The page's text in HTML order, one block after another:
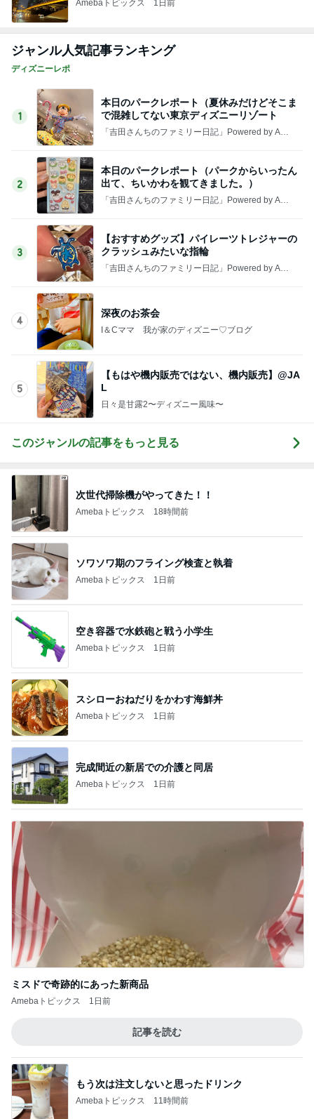
Amebaトピックス 1日前
ジャンル人気記事ランキング
ディズニーレポ
1
本日のパークレポート（夏休みだけどそこま
で混雑してない東京ディズニーリゾート
「吉田さんちのファミリー日記」Powered by Ame
2
本日のパークレポート（パークからいったん
出て、ちいかわを観てきました。）
「吉田さんちのファミリー日記」Powered by Ame
3
【おすすめグッズ】パイレーツトレジャーの
クラッシュみたいな指輪
「吉田さんちのファミリー日記」Powered by Ame
4
深夜のお茶会
I＆Cママ 我が家のディズニー♡ブログ
5
【もはや機内販売ではない、機内販売】@JA
L
日々是甘露2〜ディズニー風味〜
このジャンルの記事をもっと見る
次世代掃除機がやってきた！！
Amebaトピックス 18時間前
ソワソワ期のフライング検査と執着
Amebaトピックス 1日前
空き容器で水鉄砲と戦う小学生
Amebaトピックス 1日前
スシローおねだりをかわす海鮮丼
Amebaトピックス 1日前
完成間近の新居での介護と同居
Amebaトピックス 1日前
ミスドで奇跡的にあった新商品
Amebaトピックス 1日前
記事を読む
もう次は注文しないと思ったドリンク
Amebaトピックス 11時間前